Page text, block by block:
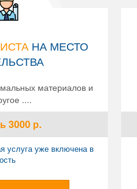
НА МЕСТО
материалов и
....
3000р.
услуга уже включена в